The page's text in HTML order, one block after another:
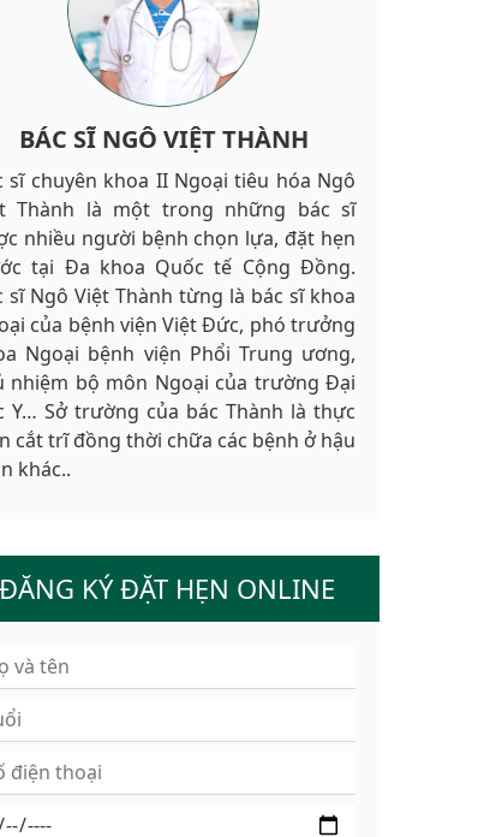
BÁC SĨ NGÔ VIỆT THÀNH
sĩ chuyên khoa II Ngoại tiêu hóa Ngô
Thành là một trong những bác sĩ
nhiều người bệnh chọn lựa, đặt hẹn
tại Đa khoa Quốc tế Cộng Đồng.
sĩ Ngô Việt Thành từng là bác sĩ khoa
của bệnh viện Việt Đức, phó trưởng
Ngoại bệnh viện Phổi Trung ương,
nhiệm bộ môn Ngoại của trường Đại
Y… Sở trường của bác Thành là thực
cắt trĩ đồng thời chữa các bệnh ở hậu
khác..
KÝ ĐẶT HẸN ONLINE